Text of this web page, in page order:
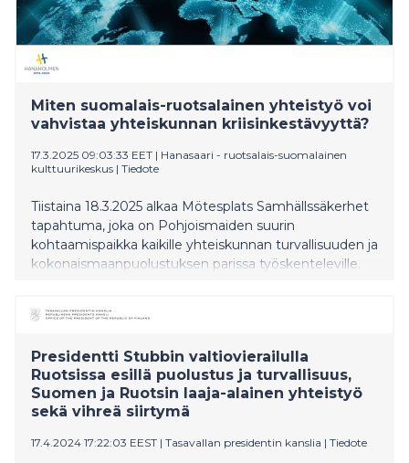
Miten suomalais-ruotsalainen yhteistyö voi
vahvistaa yhteiskunnan kriisinkestävyyttä?
17.3.2025 09:03:33 EET | Hanasaari - ruotsalais-suomalainen
kulttuurikeskus | Tiedote
Tiistaina 18.3.2025 alkaa Mötesplats Samhällssäkerhet
tapahtuma, joka on Pohjoismaiden suurin
kohtaamispaikka kaikille yhteiskunnan turvallisuuden ja
kokonaismaanpuolustuksen parissa työskenteleville.
yhdessä vahvistaa maiden kriisinkestävyyttä.
Presidentti Stubbin valtiovierailulla
Ruotsissa esillä puolustus ja turvallisuus,
Suomen ja Ruotsin laaja-alainen yhteistyö
sekä vihreä siirtymä
17.4.2024 17:22:03 EEST | Tasavallan presidentin kanslia | Tiedote